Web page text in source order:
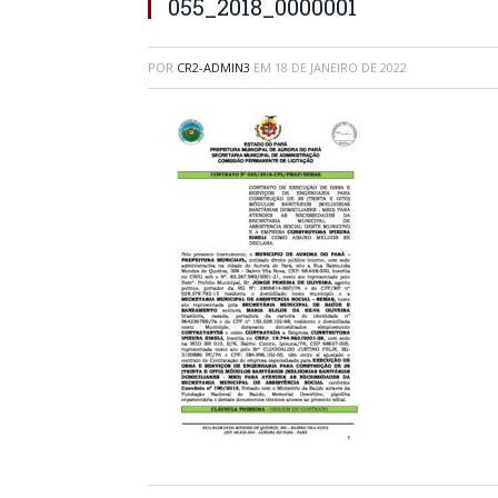
055_2018_0000001
POR CR2-ADMIN3 EM 18 DE JANEIRO DE 2022